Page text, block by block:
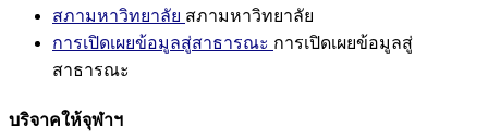
สภามหาวิทยาลัย สภามหาวิทยาลัย
การเปิดเผยข้อมูลสู่สาธารณะ การเปิดเผยข้อมูลสู่
สาธารณะ
บริจาคให้จุฬาฯ